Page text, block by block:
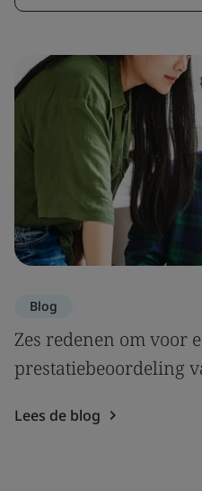
Blog
Zes redenen om voor
prestatiebeoordeling
Lees de blog